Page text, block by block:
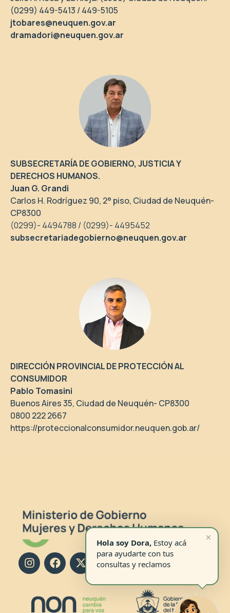
(0299) 449-5413 / 449-5105
jtobares@neuquen.gov.ar
dramadori@neuquen.gov.ar
SUBSECRETARÍA DE GOBIERNO, JUSTICIA Y
DERECHOS HUMANOS.
Juan G. Grandi
Carlos H. Rodríguez 90, 2° piso, Ciudad de Neuquén-
CP8300
(0299)- 4494788 / (0299)- 4495452
subsecretariadegobierno@neuquen.gov.ar
DIRECCIÓN PROVINCIAL DE PROTECCIÓN AL
CONSUMIDOR
Pablo Tomasini
Buenos Aires 35, Ciudad de Neuquén- CP8300
0800 222 2667
https://proteccionalconsumidor.neuquen.gob.ar/
I
n
s
a
F
a
c
b
X
-
t
i
C
o
m
e